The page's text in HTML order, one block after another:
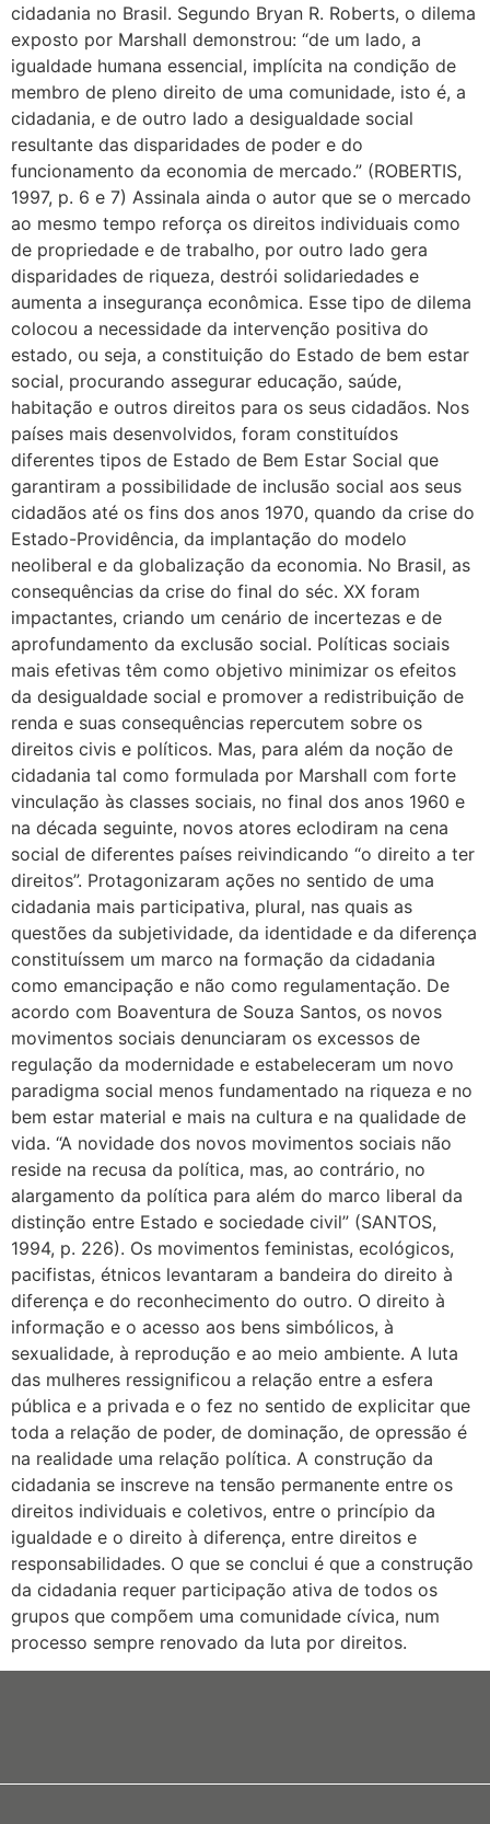
cidadania no Brasil. Segundo Bryan R. Roberts, o dilema
exposto por Marshall demonstrou: “de um lado, a
igualdade humana essencial, implícita na condição de
membro de pleno direito de uma comunidade, isto é, a
cidadania, e de outro lado a desigualdade social
resultante das disparidades de poder e do
funcionamento da economia de mercado.” (ROBERTIS,
1997, p. 6 e 7) Assinala ainda o autor que se o mercado
ao mesmo tempo reforça os direitos individuais como
de propriedade e de trabalho, por outro lado gera
disparidades de riqueza, destrói solidariedades e
aumenta a insegurança econômica. Esse tipo de dilema
colocou a necessidade da intervenção positiva do
estado, ou seja, a constituição do Estado de bem estar
social, procurando assegurar educação, saúde,
habitação e outros direitos para os seus cidadãos. Nos
países mais desenvolvidos, foram constituídos
diferentes tipos de Estado de Bem Estar Social que
garantiram a possibilidade de inclusão social aos seus
cidadãos até os fins dos anos 1970, quando da crise do
Estado-Providência, da implantação do modelo
neoliberal e da globalização da economia. No Brasil, as
consequências da crise do final do séc. XX foram
impactantes, criando um cenário de incertezas e de
aprofundamento da exclusão social. Políticas sociais
mais efetivas têm como objetivo minimizar os efeitos
da desigualdade social e promover a redistribuição de
renda e suas consequências repercutem sobre os
direitos civis e políticos. Mas, para além da noção de
cidadania tal como formulada por Marshall com forte
vinculação às classes sociais, no final dos anos 1960 e
na década seguinte, novos atores eclodiram na cena
social de diferentes países reivindicando “o direito a ter
direitos”. Protagonizaram ações no sentido de uma
cidadania mais participativa, plural, nas quais as
questões da subjetividade, da identidade e da diferença
constituíssem um marco na formação da cidadania
como emancipação e não como regulamentação. De
acordo com Boaventura de Souza Santos, os novos
movimentos sociais denunciaram os excessos de
regulação da modernidade e estabeleceram um novo
paradigma social menos fundamentado na riqueza e no
bem estar material e mais na cultura e na qualidade de
vida. “A novidade dos novos movimentos sociais não
reside na recusa da política, mas, ao contrário, no
alargamento da política para além do marco liberal da
distinção entre Estado e sociedade civil” (SANTOS,
1994, p. 226). Os movimentos feministas, ecológicos,
pacifistas, étnicos levantaram a bandeira do direito à
diferença e do reconhecimento do outro. O direito à
informação e o acesso aos bens simbólicos, à
sexualidade, à reprodução e ao meio ambiente. A luta
das mulheres ressignificou a relação entre a esfera
pública e a privada e o fez no sentido de explicitar que
toda a relação de poder, de dominação, de opressão é
na realidade uma relação política. A construção da
cidadania se inscreve na tensão permanente entre os
direitos individuais e coletivos, entre o princípio da
igualdade e o direito à diferença, entre direitos e
responsabilidades. O que se conclui é que a construção
da cidadania requer participação ativa de todos os
grupos que compõem uma comunidade cívica, num
processo sempre renovado da luta por direitos.